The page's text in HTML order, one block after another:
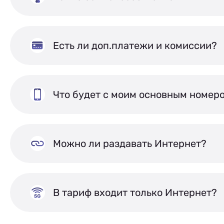
Есть ли доп.платежи и комиссии?
Что будет с моим основным
Можно ли раздавать Интернет?
В тариф входит только Интернет?